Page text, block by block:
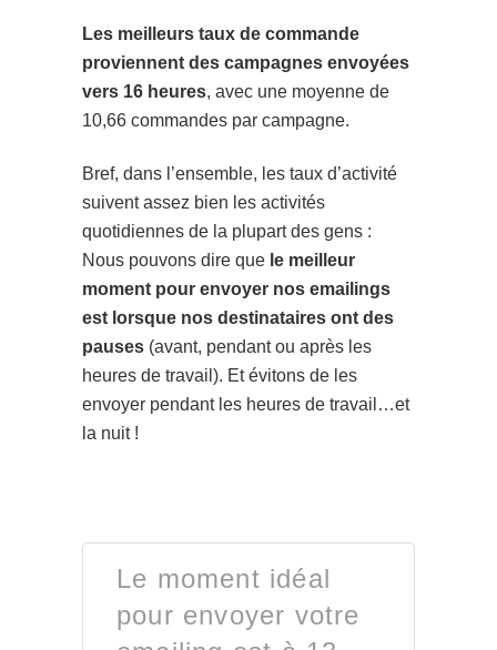
Les meilleurs taux de commande
proviennent des campagnes envoyées
vers 16 heures, avec une moyenne de
10,66 commandes par campagne.
Bref, dans l’ensemble, les taux d’activité
suivent assez bien les activités
quotidiennes de la plupart des gens :
Nous pouvons dire que le meilleur
moment pour envoyer nos emailings
est lorsque nos destinataires ont des
pauses (avant, pendant ou après les
heures de travail). Et évitons de les
envoyer pendant les heures de travail…et
la nuit !
Le moment idéal
pour envoyer votre